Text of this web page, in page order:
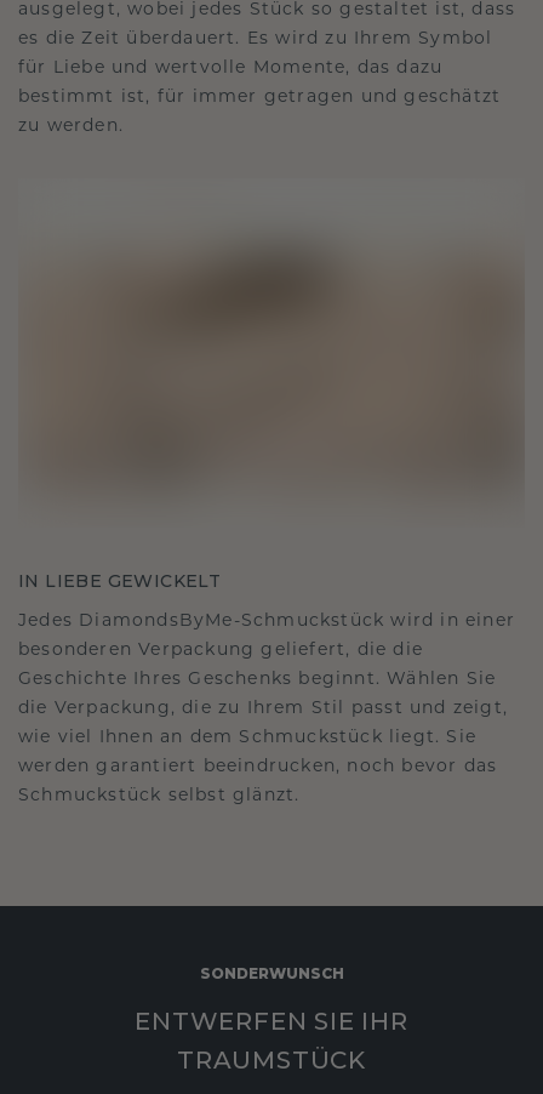
ausgelegt, wobei jedes Stück so gestaltet ist, dass
es die Zeit überdauert. Es wird zu Ihrem Symbol
für Liebe und wertvolle Momente, das dazu
bestimmt ist, für immer getragen und geschätzt
zu werden.
IN LIEBE GEWICKELT
Jedes DiamondsByMe-Schmuckstück wird in einer
besonderen Verpackung geliefert, die die
Geschichte Ihres Geschenks beginnt. Wählen Sie
die Verpackung, die zu Ihrem Stil passt und zeigt,
wie viel Ihnen an dem Schmuckstück liegt. Sie
werden garantiert beeindrucken, noch bevor das
Schmuckstück selbst glänzt.
SONDERWUNSCH
ENTWERFEN SIE IHR
TRAUMSTÜCK